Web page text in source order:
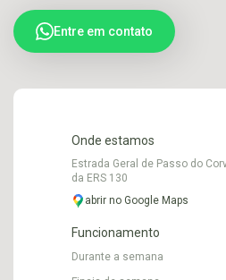
Entre em contato
Onde estamos
Estrada Geral de Passo do
da ERS 130
abrir no Google Maps
Funcionamento
Durante a semana